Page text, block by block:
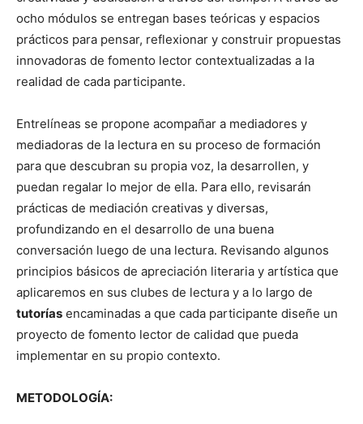
ocho módulos se entregan bases teóricas y espacios
prácticos para pensar, reflexionar y construir propuestas
innovadoras de fomento lector contextualizadas a la
realidad de cada participante.
Entrelíneas se propone acompañar a mediadores y
mediadoras de la lectura en su proceso de formación
para que descubran su propia voz, la desarrollen, y
puedan regalar lo mejor de ella. Para ello, revisarán
prácticas de mediación creativas y diversas,
profundizando en el desarrollo de una buena
conversación luego de una lectura. Revisando algunos
principios básicos de apreciación literaria y artística que
aplicaremos en sus clubes de lectura y a lo largo de
tutorías encaminadas a que cada participante diseñe un
proyecto de fomento lector de calidad que pueda
implementar en su propio contexto.
METODOLOGÍA: